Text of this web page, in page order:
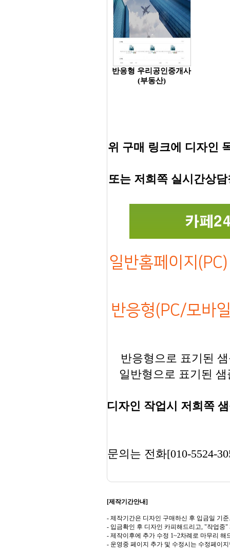
반응형 우리공인중개사
(부동산)
위 구매 링크에 디자인
또는 저희쪽 실시간상
일반홈페이지
반응형(PC/모바
반응형으로 표기된
일반형으로 표기된
디자인 작업시 저희쪽
문의는 전화[010-5524-
[제작기간안내]
- 제작기간은 디자인 구매하신 후 입금일 기
- 입금확인 후 디자인 카피해드리고, "작업중
- 제작이후에 추가 수정 1~2차례로 마무리 해
- 운영중 페이지 추가 및 수정시는 수정페이